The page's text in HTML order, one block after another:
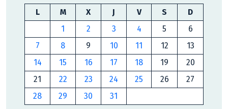
L M X J V S
D
1
2 3 4 5
6
7
8 9 10 11 12
13
14
15 16 17 18 19
20
21
22 23 24 25 26
27
28
29 30 31